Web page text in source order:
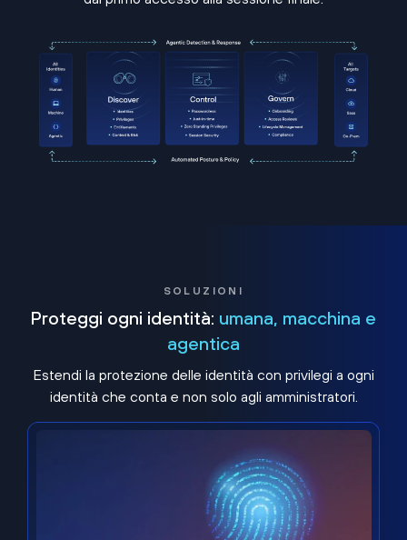
SOLUZIONI
Proteggi ogni identità: umana, macchina e
agentica
Estendi la protezione delle identità con privilegi a ogni
identità che conta e non solo agli amministratori.